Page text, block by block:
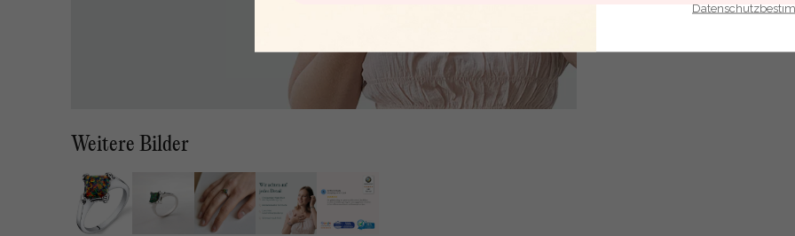
Weitere Bilder